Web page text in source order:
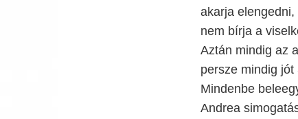
akarja
nem bírja a
Aztán mindig az
persze mindig
Mindenbe
Andrea